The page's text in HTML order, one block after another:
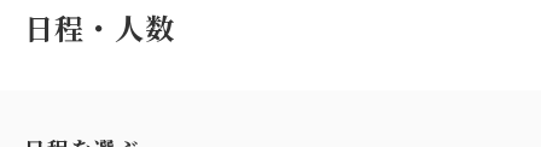
日程・人数